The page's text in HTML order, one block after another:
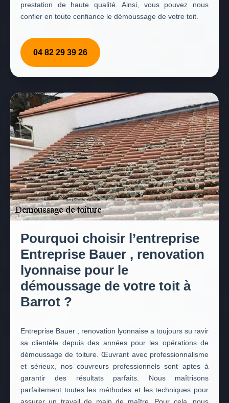
prestation de haute qualité. Ainsi, vous pouvez nous
confier en toute confiance le démoussage de votre toit.
04 82 29 39 26
Pourquoi choisir l’entreprise
Entreprise Bauer , renovation
lyonnaise pour le
démoussage de votre toit à
Barrot ?
Entreprise Bauer , renovation lyonnaise a toujours su ravir
sa clientèle depuis des années pour les opérations de
démoussage de toiture. Œuvrant avec professionnalisme
et sérieux, nos couvreurs professionnels sont aptes à
garantir des résultats parfaits. Nous maîtrisons
parfaitement toutes les méthodes et les techniques pour